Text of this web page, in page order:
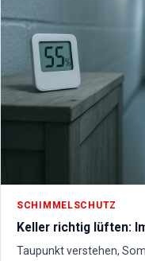
SCHIMMELSCHUTZ
Keller richtig lüften:
Taupunkt verstehen,